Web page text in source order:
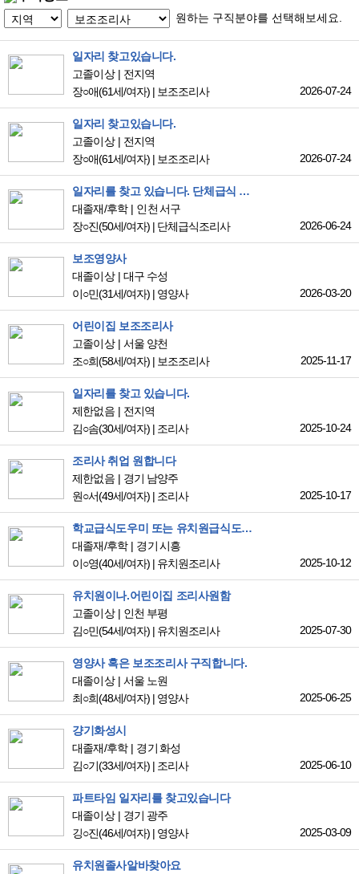
원하는 구직분야를 선택해보세요.
일자리 찾고있습니다.
고졸이상
전지역
장○애(61세/여자) | 보조조리사 2026-07-24
일자리 찾고있습니다.
고졸이상
전지역
장○애(61세/여자) | 보조조리사 2026-07-24
일자리를 찾고 있습니다. 단체급식 조리원으로 취업 원합니다.
대졸재/후학
인천 서구
장○진(50세/여자) | 단체급식조리사 2026-06-24
보조영양사
대졸이상
대구 수성
이○민(31세/여자) | 영양사 2026-03-20
어린이집 보조조리사
고졸이상
서울 양천
조○희(58세/여자) | 보조조리사 2025-11-17
일자리를 찾고 있습니다.
제한없음
전지역
김○솜(30세/여자) | 조리사 2025-10-24
조리사 취업 원합니다
제한없음
경기 남양주
원○서(49세/여자) | 조리사 2025-10-17
학교급식도우미 또는 유치원급식도우미 희망합니다.
대졸재/후학
경기 시흥
이○영(40세/여자) | 유치원조리사 2025-10-12
유치원이나.어린이집 조리사원함
고졸이상
인천 부평
김○민(54세/여자) | 유치원조리사 2025-07-30
영양사 혹은 보조조리사 구직합니다.
대졸이상
서울 노원
최○희(48세/여자) | 영양사 2025-06-25
걍기화성시
대졸재/후학
경기 화성
김○기(33세/여자) | 조리사 2025-06-10
파트타임 일자리를 찾고있습니다
대졸이상
경기 광주
깅○진(46세/여자) | 영양사 2025-03-09
유치원졸사알바찾아요